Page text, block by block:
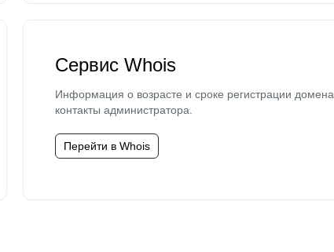
Сервис Whois
Информация о возрасте и сроке регистрации домена,
контакты администратора.
Перейти в Whois